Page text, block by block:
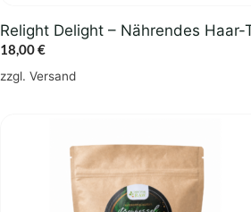
Relight Delight – Nährendes Haar-
18,00€
zzgl. Versand